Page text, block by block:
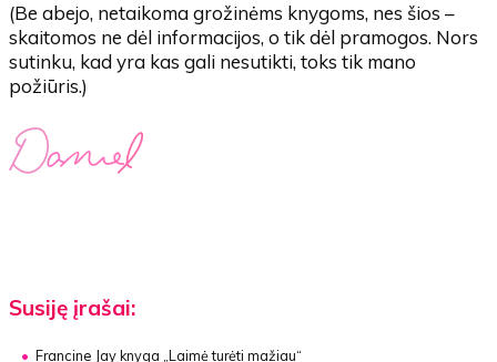
(Be abejo, netaikoma grožinėms knygoms, nes šios –
skaitomos ne dėl informacijos, o tik dėl pramogos. Nors
sutinku, kad yra kas gali nesutikti, toks tik mano
požiūris.)
Susiję įrašai:
Francine Jay knyga „Laimė turėti mažiau“